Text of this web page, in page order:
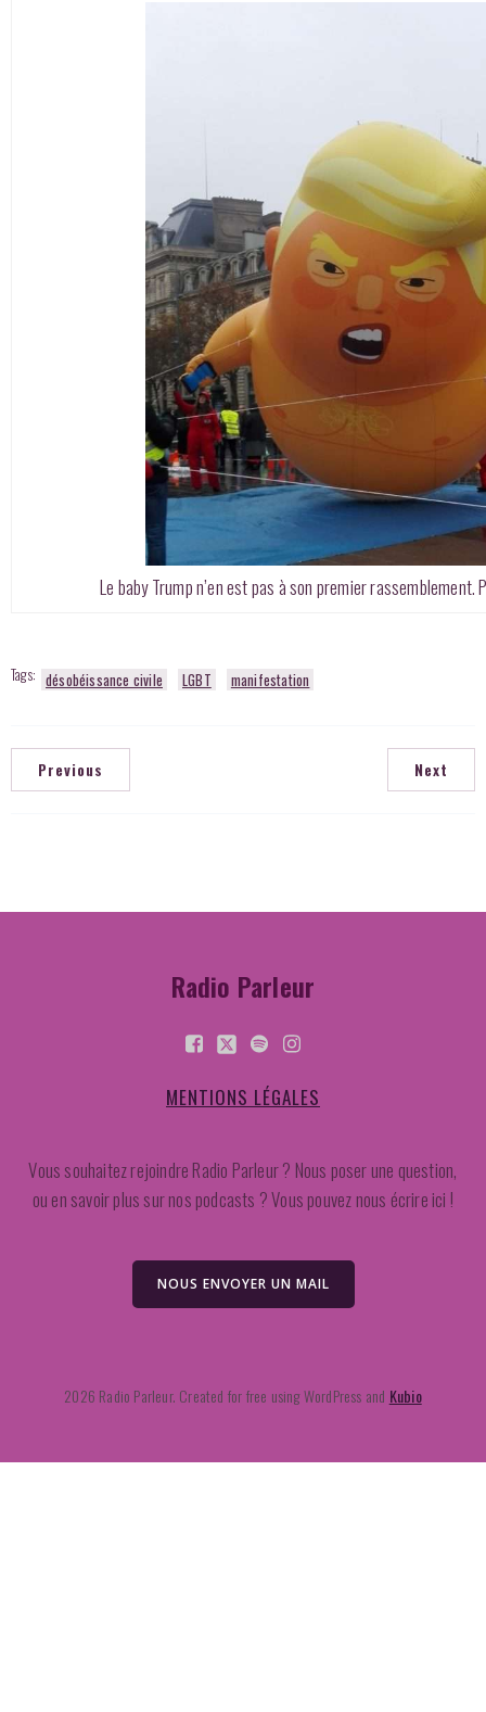
Le baby Trump n’en est pas à son premier rassemblement.
Tags: désobéissance civile LGBT manifestation
Previous Next
Radio Parleur
MENTIONS LÉGALES
Vous souhaitez rejoindre Radio Parleur ? Nous poser une question,
ou en savoir plus sur nos podcasts ? Vous pouvez nous écrire ici !
NOUS ENVOYER UN MAIL
2026 Radio Parleur. Created for free using WordPress and Kubio